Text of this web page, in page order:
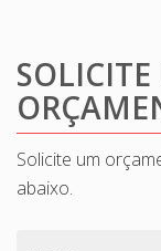
Solicite um
abaixo.